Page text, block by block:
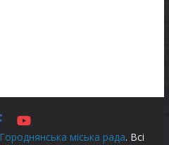
Городнянська міська рада. Всі